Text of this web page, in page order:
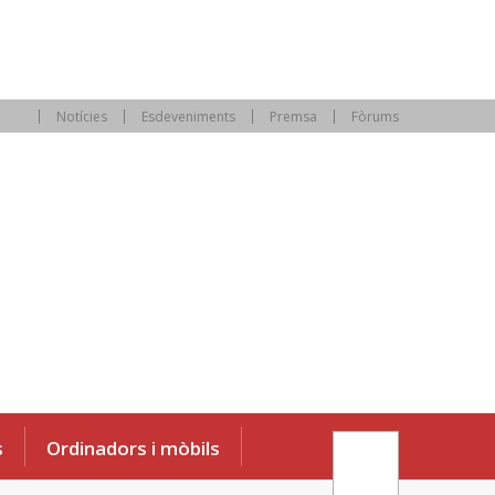
Notícies Esdeveniments Premsa Fòrums
Ordinadors i mòbils